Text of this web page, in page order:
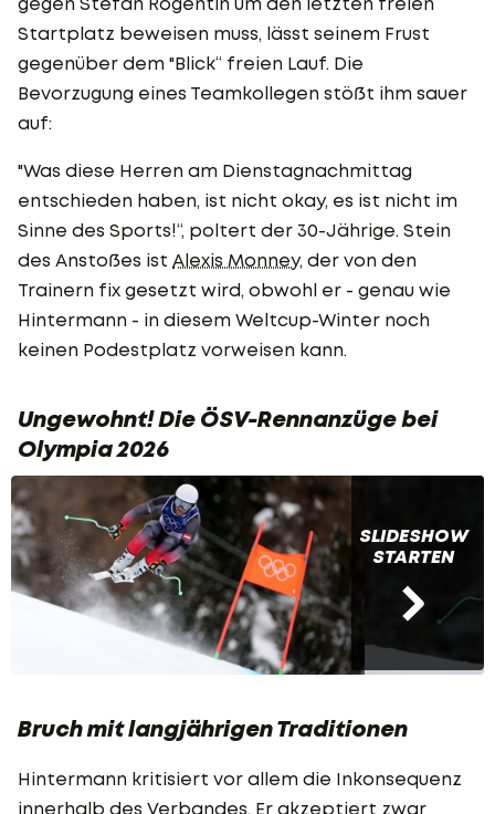
Startplatz beweisen muss, lässt seinem Frust
gegenüber dem "Blick“ freien Lauf. Die
Bevorzugung eines Teamkollegen stößt ihm sauer
auf:
"Was diese Herren am Dienstagnachmittag
entschieden haben, ist nicht okay, es ist nicht im
Sinne des Sports!“, poltert der 30-Jährige. Stein
des Anstoßes ist Alexis Monney, der von den
Trainern fix gesetzt wird, obwohl er - genau wie
Hintermann - in diesem Weltcup-Winter noch
keinen Podestplatz vorweisen kann.
Ungewohnt! Die ÖSV-Rennanzüge bei
Olympia 2026
SLIDESHOW
STARTEN
Bruch mit langjährigen Traditionen
Hintermann kritisiert vor allem die Inkonsequenz
innerhalb des Verbandes. Er akzeptiert zwar